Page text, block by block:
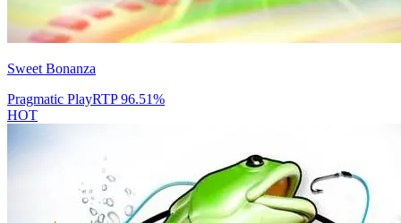
Sweet Bonanza
Pragmatic PlayRTP96.51%
HOT